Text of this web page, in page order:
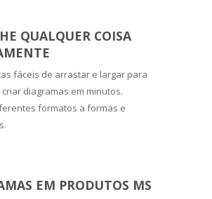
QUALQUER COISA
fáceis de arrastar e largar para
diagramas em minutos.
formatos a formas e
EM PRODUTOS MS